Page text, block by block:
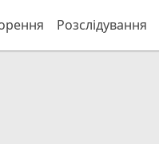
Розслідування